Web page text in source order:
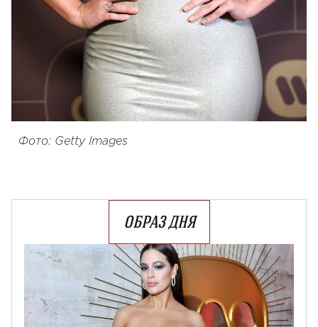
Фото: Getty Images
ОБРАЗ ДНЯ